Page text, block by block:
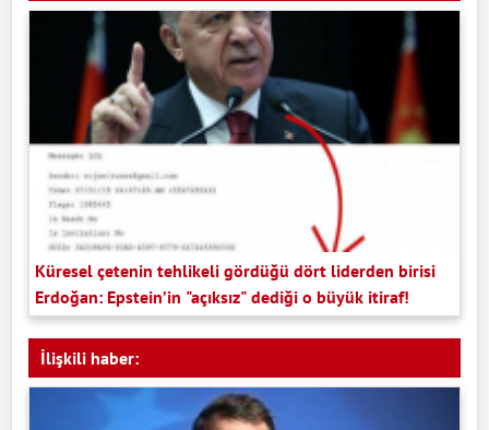
Küresel çetenin tehlikeli gördüğü dört liderden birisi
Erdoğan: Epstein’in "açıksız" dediği o büyük itiraf!
İlişkili haber: